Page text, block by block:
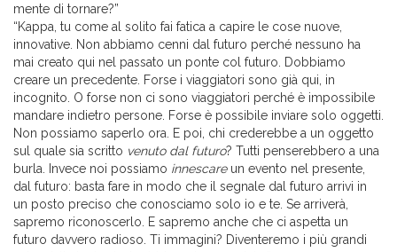
mente di tornare?”
“Kappa, tu come al solito fai fatica a capire le cose nuove,
innovative. Non abbiamo cenni dal futuro perché nessuno ha
mai creato qui nel passato un ponte col futuro. Dobbiamo
creare un precedente. Forse i viaggiatori sono già qui, in
incognito. O forse non ci sono viaggiatori perché è impossibile
mandare indietro persone. Forse è possibile inviare solo oggetti.
Non possiamo saperlo ora. E poi, chi crederebbe a un oggetto
sul quale sia scritto venuto dal futuro? Tutti penserebbero a una
burla. Invece noi possiamo innescareun evento nel presente,
dal futuro: basta fare in modo che il segnale dal futuro arrivi in
un posto preciso che conosciamo solo io e te. Se arriverà,
sapremo riconoscerlo. E sapremo anche che ci aspetta un
futuro davvero radioso. Ti immagini? Diventeremo i più grandi